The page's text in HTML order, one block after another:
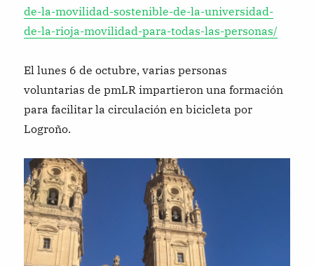
de-la-movilidad-sostenible-de-la-universidad-
de-la-rioja-movilidad-para-todas-las-personas/
El lunes 6 de octubre, varias personas
voluntarias de pmLR impartieron una formación
para facilitar la circulación en bicicleta por
Logroño.